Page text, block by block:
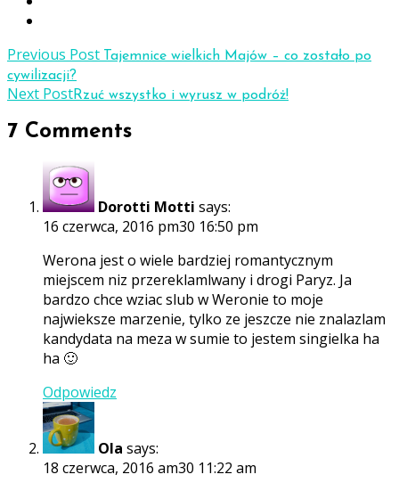
Previous Post Tajemnice wielkich Majów – co zostało po
cywilizacji?
Next PostRzuć wszystko i wyrusz w podróż!
7 Comments
Dorotti Motti says:
16 czerwca, 2016 pm30 16:50 pm
Werona jest o wiele bardziej romantycznym
miejscem niz przereklamlwany i drogi Paryz. Ja
bardzo chce wziac slub w Weronie to moje
najwieksze marzenie, tylko ze jeszcze nie znalazlam
kandydata na meza w sumie to jestem singielka ha
ha 🙂
Odpowiedz
Ola says:
18 czerwca, 2016 am30 11:22 am